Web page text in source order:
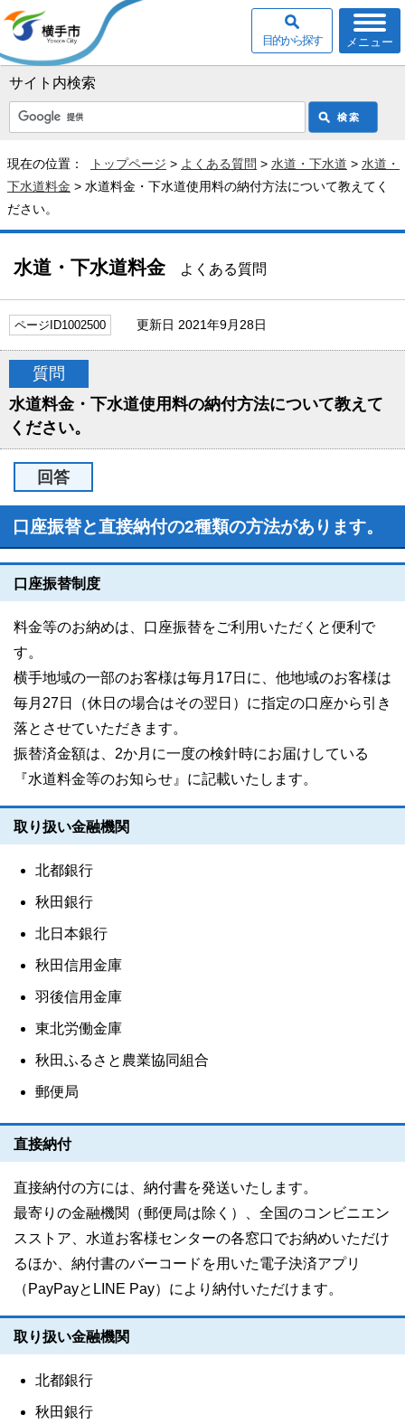
サイト内検索
メニュー
目的から探す
現在の位置： トップページ > よくある質問 > 水道・下水道 > 水道・
下水道料金 > 水道料金・下水道使用料の納付方法について教えてく
ださい。
水道・下水道料金 よくある質問
ページID1002500 更新日 2021年9月28日
質問
水道料金・下水道使用料の納付方法について教えて
ください。
回答
口座振替と直接納付の2種類の方法があります。
口座振替制度
料金等のお納めは、口座振替をご利用いただくと便利で
す。
横手地域の一部のお客様は毎月17日に、他地域のお客様は
毎月27日（休日の場合はその翌日）に指定の口座から引き
落とさせていただきます。
振替済金額は、2か月に一度の検針時にお届けしている
『水道料金等のお知らせ』に記載いたします。
取り扱い金融機関
北都銀行
秋田銀行
北日本銀行
秋田信用金庫
羽後信用金庫
東北労働金庫
秋田ふるさと農業協同組合
郵便局
直接納付
直接納付の方には、納付書を発送いたします。
最寄りの金融機関（郵便局は除く）、全国のコンビニエン
スストア、水道お客様センターの各窓口でお納めいただけ
るほか、納付書のバーコードを用いた電子決済アプリ
（PayPayとLINE Pay）により納付いただけます。
取り扱い金融機関
北都銀行
秋田銀行